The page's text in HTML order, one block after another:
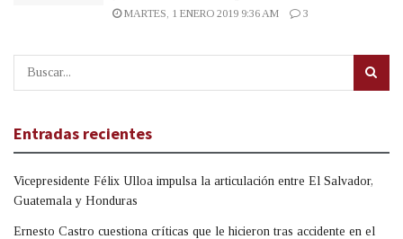
MARTES, 1 ENERO 2019 9:36 AM
3
Entradas recientes
Vicepresidente Félix Ulloa impulsa la articulación entre El Salvador,
Guatemala y Honduras
Ernesto Castro cuestiona críticas que le hicieron tras accidente en el